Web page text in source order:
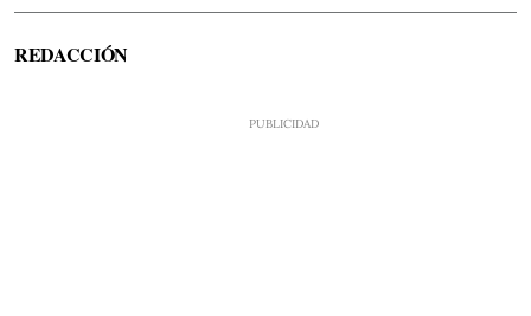
REDACCIÓN